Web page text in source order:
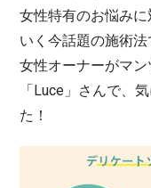
女性特有のお悩み
いく今話題の施術法
女性オーナーがマ
「Luce」さんで、
た！